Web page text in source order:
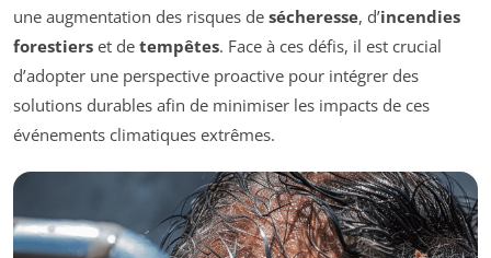
une augmentation des risques de sécheresse, d’incendies
forestiers et de tempêtes. Face à ces défis, il est crucial
d’adopter une perspective proactive pour intégrer des
solutions durables afin de minimiser les impacts de ces
événements climatiques extrêmes.